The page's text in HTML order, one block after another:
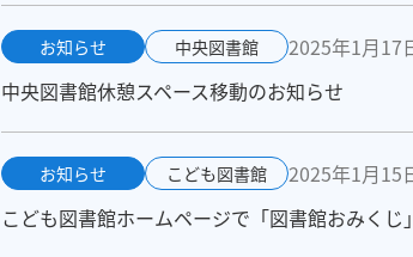
お知らせ 中央図書館
2025年1月17
中央図書館休憩スペース移動のお知らせ
お知らせ こども図書館
2025年1月15
こども図書館ホームページで「図書館おみくじ